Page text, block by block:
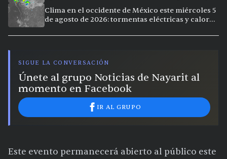
Clima en el occidente de México este miércoles 5
de agosto de 2026: tormentas eléctricas y calor
SIGUE LA CONVERSACIÓN
Únete al grupo Noticias de Nayarit al
momento en Facebook
IR AL GRUPO
Este evento permanecerá abierto al público este